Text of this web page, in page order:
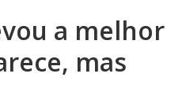
a melhor
mas